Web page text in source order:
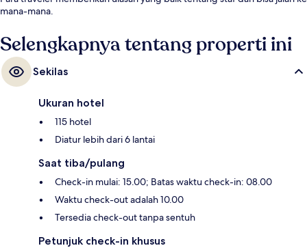
mana-mana.
Selengkapnya tentang properti ini
Sekilas
Ukuran hotel
115 hotel
Diatur lebih dari 6 lantai
Saat tiba/pulang
Check-in mulai: 15.00; Batas waktu check-in: 08.00
Waktu check-out adalah 10.00
Tersedia check-out tanpa sentuh
Petunjuk check-in khusus